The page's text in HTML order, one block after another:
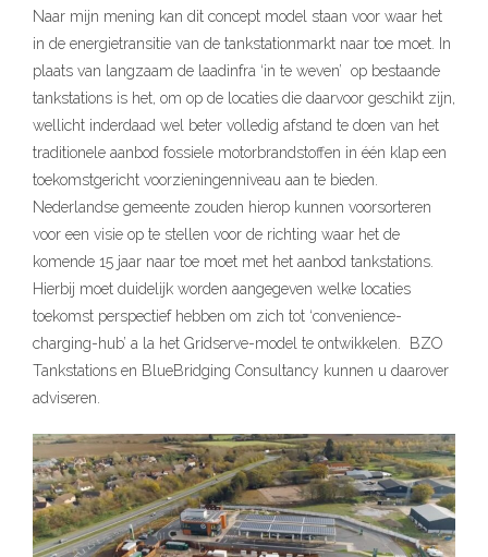
Naar mijn mening kan dit concept model staan voor waar het
in de energietransitie van de tankstationmarkt naar toe moet. In
plaats van langzaam de laadinfra ‘in te weven’ op bestaande
tankstations is het, om op de locaties die daarvoor geschikt zijn,
wellicht inderdaad wel beter volledig afstand te doen van het
traditionele aanbod fossiele motorbrandstoffen in één klap een
toekomstgericht voorzieningenniveau aan te bieden.
Nederlandse gemeente zouden hierop kunnen voorsorteren
voor een visie op te stellen voor de richting waar het de
komende 15 jaar naar toe moet met het aanbod tankstations.
Hierbij moet duidelijk worden aangegeven welke locaties
toekomst perspectief hebben om zich tot ‘convenience-
charging-hub’ a la het Gridserve-model te ontwikkelen. BZO
Tankstations en BlueBridging Consultancy kunnen u daarover
adviseren.